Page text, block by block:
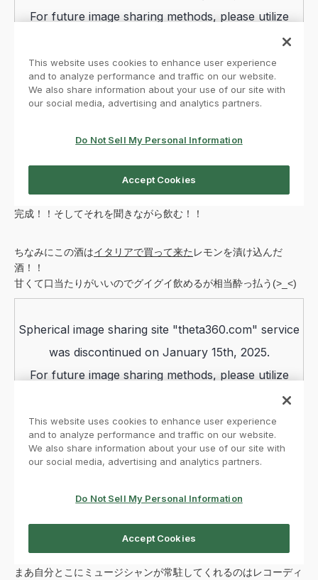
完成！！そしてそれを聞きながら飲む！！
ちなみにこの酒はイタリアで買って来た レモンを漬け込んだ
酒！！
甘くて口当たりがいいのでグイグイ飲めるが相当酔っ払う(>_<)
まあ自分とこにミュージシャンが常駐してくれるのはレコーディ